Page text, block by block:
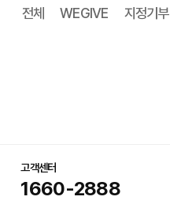
전체 WEGIVE 지정기부
고객센터
1660-2888